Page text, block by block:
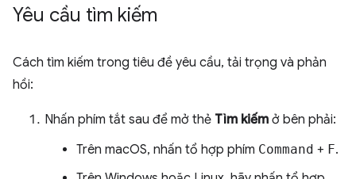
Yêu cầu tìm kiếm
Cách tìm kiếm trong tiêu đề yêu cầu, tải trọng và phản
hồi:
Nhấn phím tắt sau để mở thẻ Tìm kiếm ở bên phải:
Trên macOS, nhấn tổ hợp phím Command + F.